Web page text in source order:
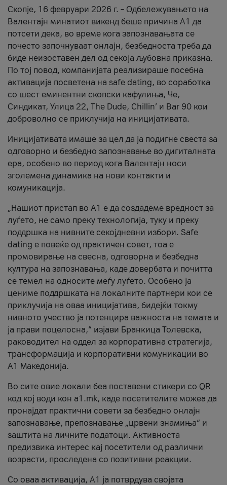
Скопје, 16 февруари 2026 г. – Одбележувањето на
Валентајн минатиот викенд беше причина А1 да
потсети дека, во време кога запознавањата се
почесто започнуваат онлајн, безбедноста треба да
биде неизоставен дел од секоја љубовна приказна.
По тој повод, компанијата реализираше посебна
активација посветена на safe dating, во соработка
со шест еминентни скопски кафулиња, Че,
Синдикат, Улица 22, The Dude, Chillin’ и Bar 90 кои
доброволно се приклучија на иницијативата.
Иницијативата имаше за цел да ја подигне свеста за
одговорно и безбедно запознавање во дигиталната
ера, особено во период кога Валентајн носи
зголемена динамика на нови контакти и
комуникација.
„Нашиот пристап во А1 е да создадеме вредност за
луѓето, не само преку технологија, туку и преку
поддршка на нивните секојдневни избори. Safe
dating е повеќе од практичен совет, тоа е
промовирање на свесна, одговорна и безбедна
култура на запознавања, каде довербата и почитта
се темел на односите меѓу луѓето. Особено ја
цениме поддршката на локалните партнери кои се
приклучија на оваа иницијатива, бидејќи токму
нивното учество ја потенцира важноста на темата и
ја прави поцелосна,“ изјави Бранкица Толевска,
раководител на оддел за корпоративна стратегија,
трансформација и корпоративни комуникации во
А1 Македонија.
Во сите овие локали беа поставени стикери со QR
код кој води кон a1.mk, каде посетителите можеа да
пронајдат практични совети за безбедно онлајн
запознавање, препознавање „црвени знамиња“ и
заштита на личните податоци. Активноста
предизвика интерес кај посетители од различни
возрасти, проследена со позитивни реакции.
Со оваа активација, А1 ја потврдува својата